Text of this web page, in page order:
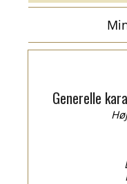
Generelle